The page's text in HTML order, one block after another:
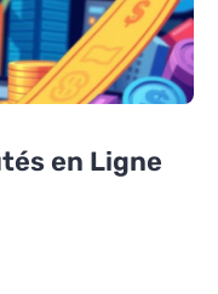
en Ligne